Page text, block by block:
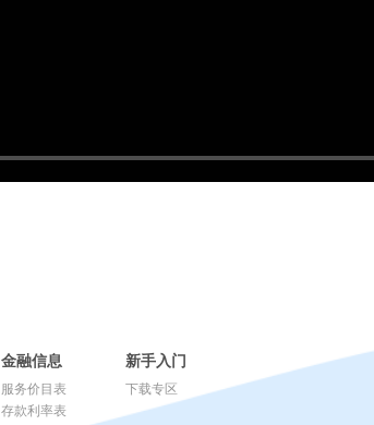
金融信息
服务价目表
存款利率表
新手入门
下载专区